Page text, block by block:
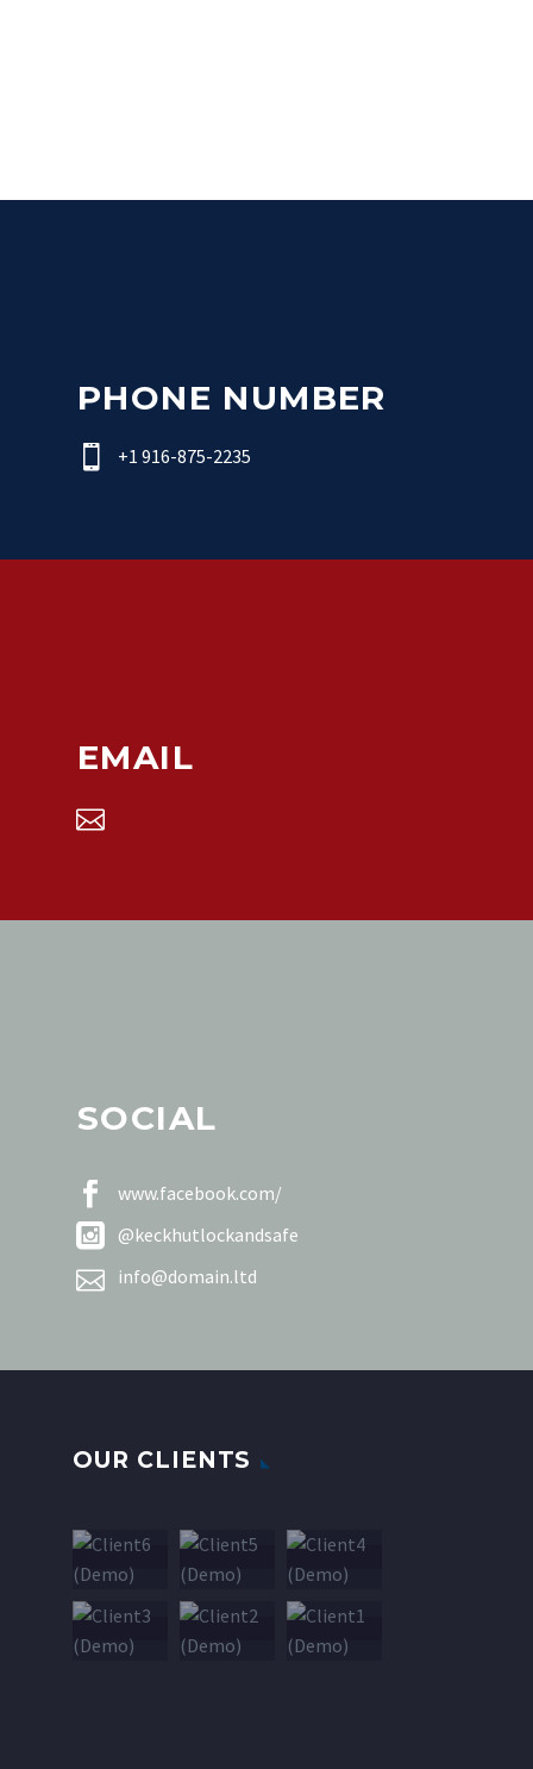
PHONE NUMBER

 +1 916-875-2235
EMAIL


SOCIAL

 www.facebook.com/

 @keckhutlockandsafe

 info@domain.ltd
OUR CLIENTS